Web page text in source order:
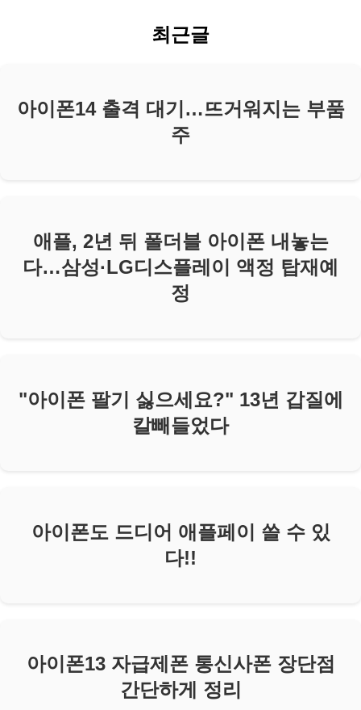
최근글
아이폰14 출격 대기…뜨거워지는 부품
주
애플, 2년 뒤 폴더블 아이폰 내놓는
다…삼성·LG디스플레이 액정 탑재예
정
"아이폰 팔기 싫으세요?" 13년 갑질에
칼빼들었다
아이폰도 드디어 애플페이 쓸 수 있
다!!
아이폰13 자급제폰 통신사폰 장단점
간단하게 정리